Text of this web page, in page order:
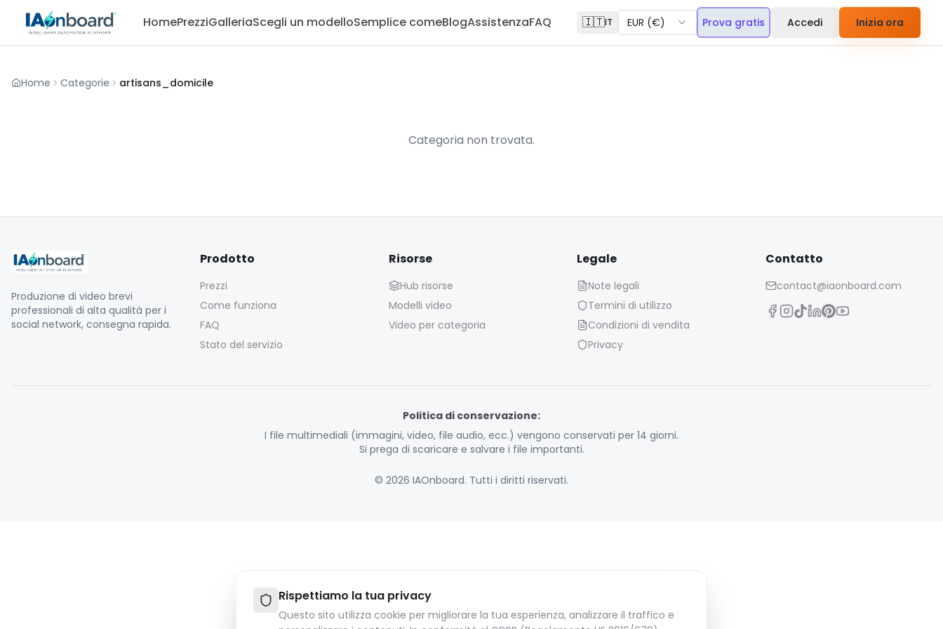
Rispettiamo la tua privacy
Questo sito utilizza cookie per migliorare la tua esperienza, analizzare il traffico e
HomePrezziGalleriaScegli un modelloSemplice comeBlogAssistenzaFAQ 🇮🇹IT EUR (€) Prova gratis Accedi Inizia ora
Home Categorie artisans_domicile
Categoria non trovata.
Produzione di video brevi
professionali di alta qualità per i
social network, consegna rapida.
Prodotto
Prezzi
Come funziona
FAQ
Stato del servizio
Risorse
Hub risorse
Modelli video
Video per categoria
Legale
Note legali
Termini di utilizzo
Condizioni di vendita
Privacy
Contatto
contact@iaonboard.com
Politica di conservazione:
I file multimediali (immagini, video, file audio, ecc.) vengono conservati per 14 giorni.
Si prega di scaricare e salvare i file importanti.
© 2026 IAOnboard. Tutti i diritti riservati.